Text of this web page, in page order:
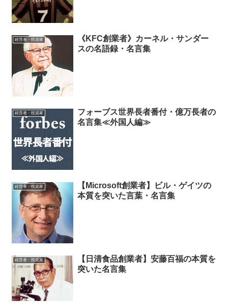
経営者・投資家
《KFC創業者》カーネル・サンダー
スの名語録・名言集
経営者・投資家
フォーブス世界長者番付・億万長者の
名言集≪外国人編≫
経営者・投資家
【Microsoft創業者】ビル・ゲイツの
本質を突いた言葉・名言集
経営者・投資家
【日清食品創業者】安藤百福の本質を
突いた名言集